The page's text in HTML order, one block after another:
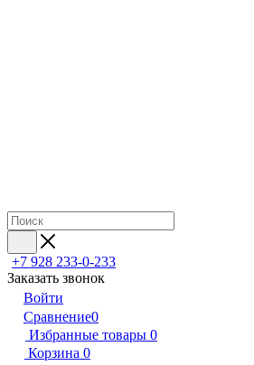
+7 928 233-0-233
Заказать звонок
Войти
Сравнение0
Избранные товары 0
Корзина 0